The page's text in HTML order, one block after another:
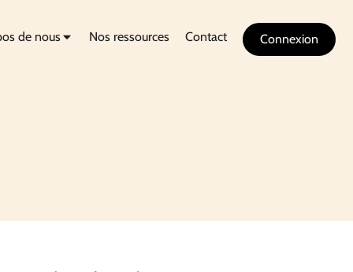
de nous Nos ressources Contact Connexion